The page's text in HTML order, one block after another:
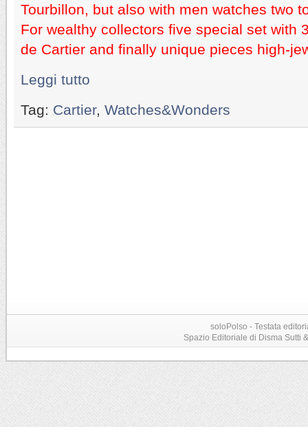
Tourbillon, but also with men watches two
For wealthy collectors five special set with
de Cartier and finally unique pieces high-
Leggi tutto
Tag: Cartier, Watches&Wonders
soloPolso - Testata
Spazio Editoriale di Disma Sutti